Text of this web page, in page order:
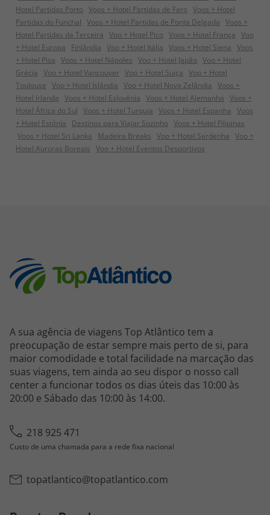
Hotel Partidas Porto Voos + Hotel Partidas de Faro Voos + Hotel
Partidas do Funchal Voos + Hotel Partidas de Ponta Delgada Voos +
Hotel Partidas da Terceira Voo + Hotel Pico Voos + Hotel França Voo
+ Hotel Europa
Finlândia Voo + Hotel Itália Voos + Hotel Siena Voos
+ Hotel Pisa Voos + Hotel Nápoles Voo + Hotel Japão Voo + Hotel
Grécia Voo + Hotel Vancouver Voo + Hotel Suiça Voo + Hotel
Toulouse Voo + Hotel Islândia Voo + Hotel Nova Zelândia Voos +
Hotel Irlanda Voos + Hotel Eslovénia Voos + Hotel Alemanha Voos +
Hotel África do Sul Voos + Hotel Turquia Voos + Hotel Espanha Voos
+ Hotel Estónia
Destinos para Viajar Sozinho Voos + Hotel Filipinas
Voos + Hotel Sri Lanka
Madeira Breaks Voo + Hotel Sardenha Voo +
Hotel Auroras Boreais Voo + Hotel Eventos Desportivos
A sua agência de viagens Top Atlântico tem a
preocupação de estar sempre mais perto de si, para
maior comodidade e total facilidade na marcação das
suas viagens, tem ainda ao seu dispor o nosso call
center a funcionar todos os dias úteis das 10:00 às
20:00 e Sábado das 10:00 às 14:00.
218 925 471
Custo de uma chamada para a rede fixa nacional
topatlantico@topatlantico.com